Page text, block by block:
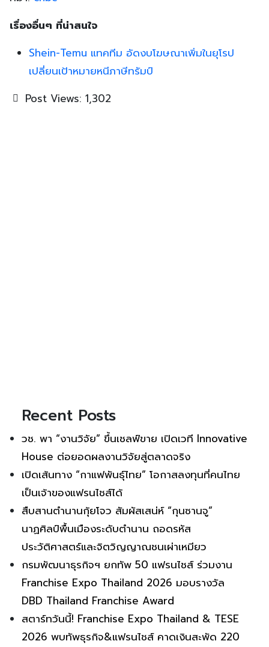
เรื่องอื่นๆ ที่น่าสนใจ
Shein-Temu แทคทีม อัดงบโฆษณาเพิ่มในยุโรป
เปลี่ยนเป้าหมายหนีภาษีทรัมป์
Post Views: 1,302
Recent Posts
วช. พา “งานวิจัย” ขึ้นเชลฟ์ขาย เปิดเวที Innovative
House ต่อยอดผลงานวิจัยสู่ตลาดจริง
เปิดเส้นทาง “กาแฟพันธุ์ไทย” โอกาสลงทุนที่คนไทย
เป็นเจ้าของแฟรนไชส์ได้
สืบสานตำนานกุ้ยโจว สัมผัสเสน่ห์ “กุนซานจู”
นาฏศิลป์พื้นเมืองระดับตำนาน ถอดรหัส
ประวัติศาสตร์และจิตวิญญาณชนเผ่าเหมียว
กรมพัฒนาธุรกิจฯ ยกทัพ 50 แฟรนไชส์ ร่วมงาน
Franchise Expo Thailand 2026 มอบรางวัล
DBD Thailand Franchise Award
สตาร์ทวันนี้! Franchise Expo Thailand & TESE
2026 พบทัพธุรกิจ&แฟรนไชส์ คาดเงินสะพัด 220